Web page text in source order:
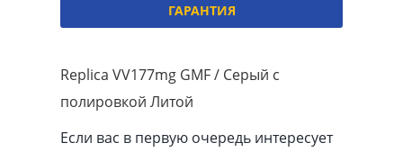
ГАРАНТИЯ
Replica VV177mg GMF / Серый с
полировкой Литой
Если вас в первую очередь интересует